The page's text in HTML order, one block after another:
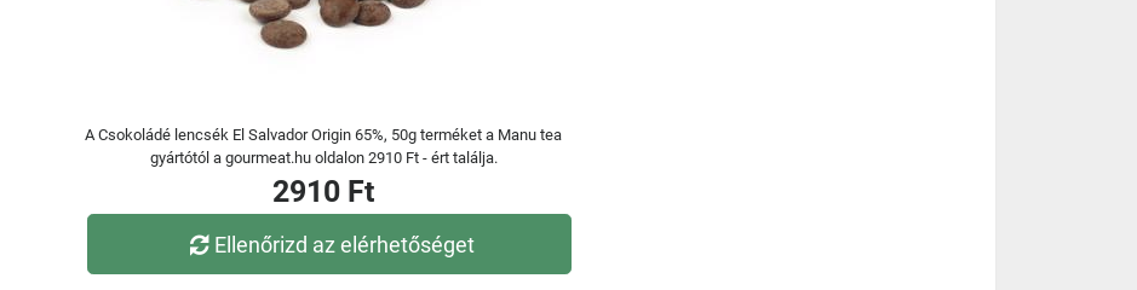
A Csokoládé lencsék El Salvador Origin 65%, 50g terméket a Manu tea
gyártótól a gourmeat.hu oldalon 2910 Ft - ért találja.
2910 Ft
Ellenőrizd az elérhetőséget